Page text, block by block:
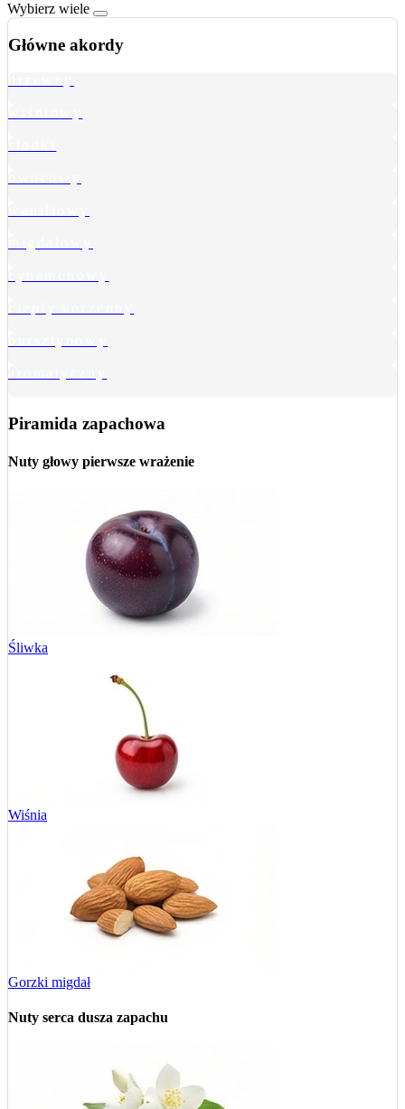
Wybierz wiele
Główne akordy
Piramida zapachowa
Nuty głowy pierwsze wrażenie
Śliwka
Wiśnia
Gorzki migdał
Nuty serca dusza zapachu